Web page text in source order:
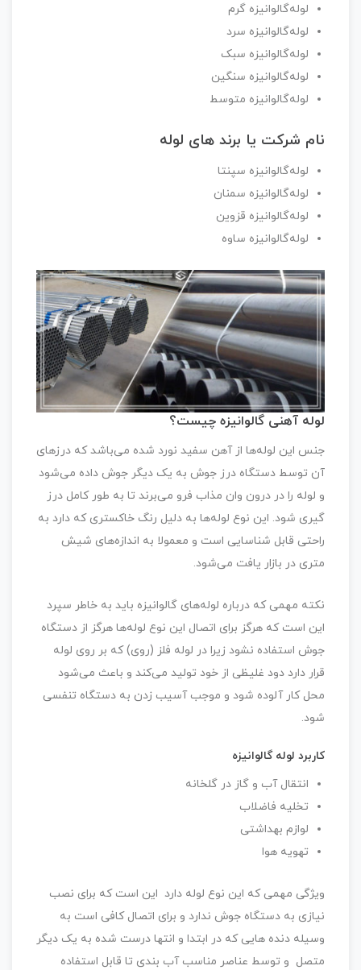
لوله‌گالوانیزه گرم
لوله‌گالوانیزه سرد
لوله‌گالوانیزه سبک
لوله‌گالوانیزه سنگین
لوله‌گالوانیزه متوسط
نام شرکت یا برند های لوله
لوله‌گالوانیزه سپنتا
لوله‌گالوانیزه سمنان
لوله‌گالوانیزه قزوین
لوله‌‌گالوانیزه ساوه
لوله‌ آهنی گالوانیزه چیست؟
جنس این لوله‌ها از آهن سفید نورد شده می‌باشد که درزهای
آن توسط دستگاه درز جوش به یک دیگر جوش داده می‌شود
و لوله را در درون وان مذاب فرو می‌برند تا به طور کامل درز
گیری شود. این نوع لوله‌ها به دلیل رنگ خاکستری که دارد به
راحتی قابل شناسایی است و معمولا به اندازه‌های شیش
متری در بازار یافت می‌شود.
نکته مهمی که درباره لوله‌های گالوانیزه باید به خاطر سپرد
این است که هرگز برای اتصال این نوع لوله‌ها هرگز از دستگاه
جوش استفاده نشود زیرا در لوله فلز (روی) که بر روی لوله
قرار دارد دود غلیظی از خود تولید می‌کند و باعث می‌شود
محل کار آلوده شود و موجب آسیب زدن به دستگاه تنفسی
شود.
کاربرد لوله گالوانیزه
انتقال آب و گاز در گلخانه
تخلیه فاضلاب
لوازم بهداشتی
تهویه هوا
ویژگی مهمی که این نوع لوله دارد این است که برای نصب
نیازی به دستگاه جوش ندارد و برای اتصال کافی است به
وسیله دنده هایی که در ابتدا و انتها درست شده به یک دیگر
متصل و توسط عناصر مناسب آب بندی تا قابل استفاده